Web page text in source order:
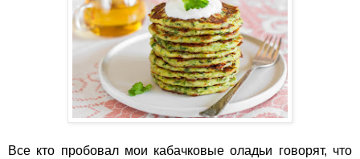
Все кто пробовал мои кабачковые оладьи говорят, что